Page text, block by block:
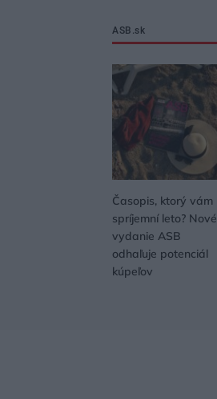
ASB.sk
Časopis, ktorý vám
spríjemní leto? Nové
vydanie ASB
odhaľuje potenciál
kúpeľov